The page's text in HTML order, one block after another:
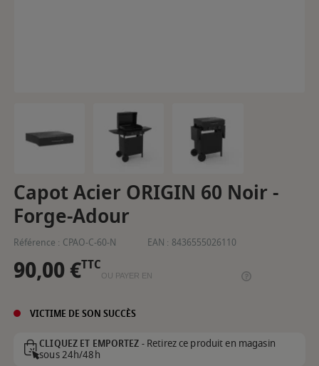
Capot Acier ORIGIN 60 Noir -
Forge-Adour
Référence : CPAO-C-60-N EAN : 8436555026110
90,00 €TTC
OU PAYER EN
VICTIME DE SON SUCCÈS
CLIQUEZ ET EMPORTEZ -Retirez ce produit en magasin
sous 24h/48h